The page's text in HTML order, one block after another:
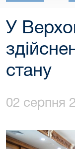
У
стану
02 серпня